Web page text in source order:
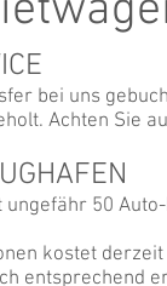
bei uns
Achten Sie auf
ungefähr 50
kostet
entsprechend